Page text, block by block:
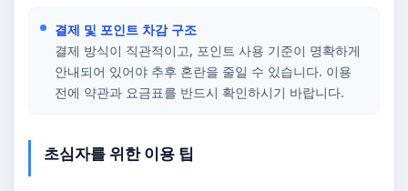
결제 및 포인트 차감 구조
결제 방식이 직관적이고, 포인트 사용 기준이 명확하게
안내되어 있어야 추후 혼란을 줄일 수 있습니다. 이용
전에 약관과 요금표를 반드시 확인하시기 바랍니다.
초심자를 위한 이용 팁